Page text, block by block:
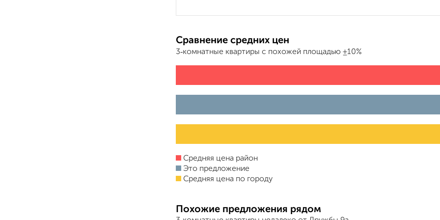
Сравнение средних цен
3‑комнатные квартиры с похожей площадью ±10%
Средняя цена район
Это предложение
Средняя цена по городу
Похожие предложения рядом